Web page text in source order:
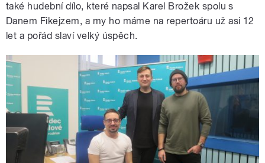
také hudební dílo, které napsal Karel Brožek spolu s
Danem Fikejzem, a my ho máme na repertoáru už asi 12
let a pořád slaví velký úspěch.